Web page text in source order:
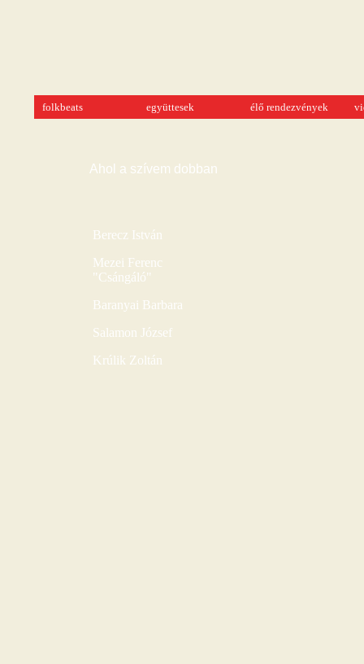
folkbeats együttesek élő rendezvények
Ahol a szívem dobban
Berecz István
Mezei Ferenc
"Csángáló"
Baranyai Barbara
Salamon József
Krúlik Zoltán